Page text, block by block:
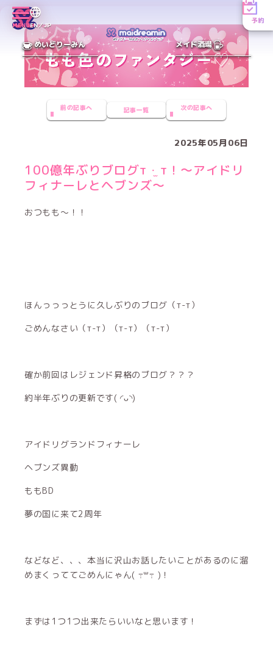
MENUEN／JP
予約
めいどりーみん メイド酒場
前の記事へ 記事一覧 次の記事へ
2025年05月06日
100億年ぶりブログт ·̫ т！〜アイドリ
フィナーレとヘブンズ〜
おつもも〜！！
ほんっっっとうに久しぶりのブログ（т-т）
ごめんなさい（т-т）（т-т）（т-т）
確か前回はレジェンド昇格のブログ？？？
約半年ぶりの更新です( ◜ᴗ◝)
アイドリグランドフィナーレ
ヘブンズ異動
ももBD
夢の国に来て2周年
などなど、、、本当に沢山お話したいことがあるのに溜
めまくっててごめんにゃん( ߹꒳​߹ )！
まずは1つ1つ出来たらいいなと思います！